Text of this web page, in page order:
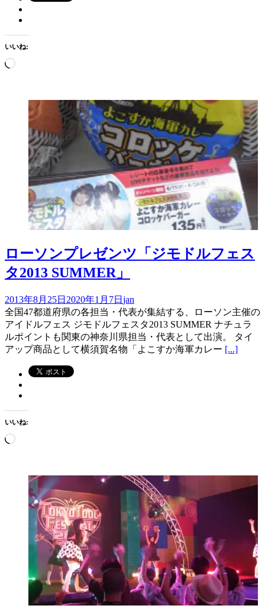
いいね:
読
中…
ローソンプレゼンツ「ジモドルフェス
タ2013 SUMMER」
2013年8月25日 2020年1月7日 jan
全国47都道府県の各担当・代表が集結する、ローソン主催の
アイドルフェス ジモドルフェスタ2013 SUMMER ナチュラ
ルポイントも関東の神奈川県担当・代表として出演。 タイ
アップ商品として横須賀名物「よこすか海軍カレー [...]
いいね:
読
中…